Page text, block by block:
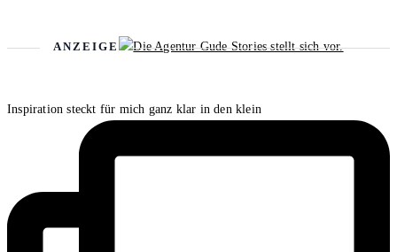
ANZEIGE
Inspiration steckt für mich ganz klar in den klein